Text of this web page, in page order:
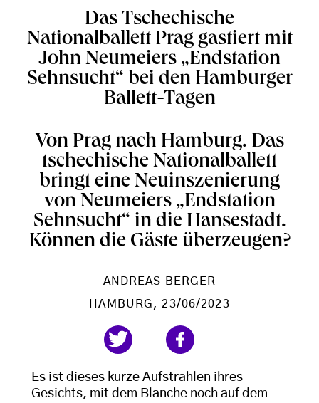
Das Tschechische
Nationalballett Prag gastiert mit
John Neumeiers „Endstation
Sehnsucht“ bei den Hamburger
Ballett-Tagen
Von Prag nach Hamburg. Das
tschechische Nationalballett
bringt eine Neuinszenierung
von Neumeiers „Endstation
Sehnsucht“ in die Hansestadt.
Können die Gäste überzeugen?
ANDREAS BERGER
HAMBURG , 23/06/2023
Es ist dieses kurze Aufstrahlen ihres
Gesichts, mit dem Blanche noch auf dem